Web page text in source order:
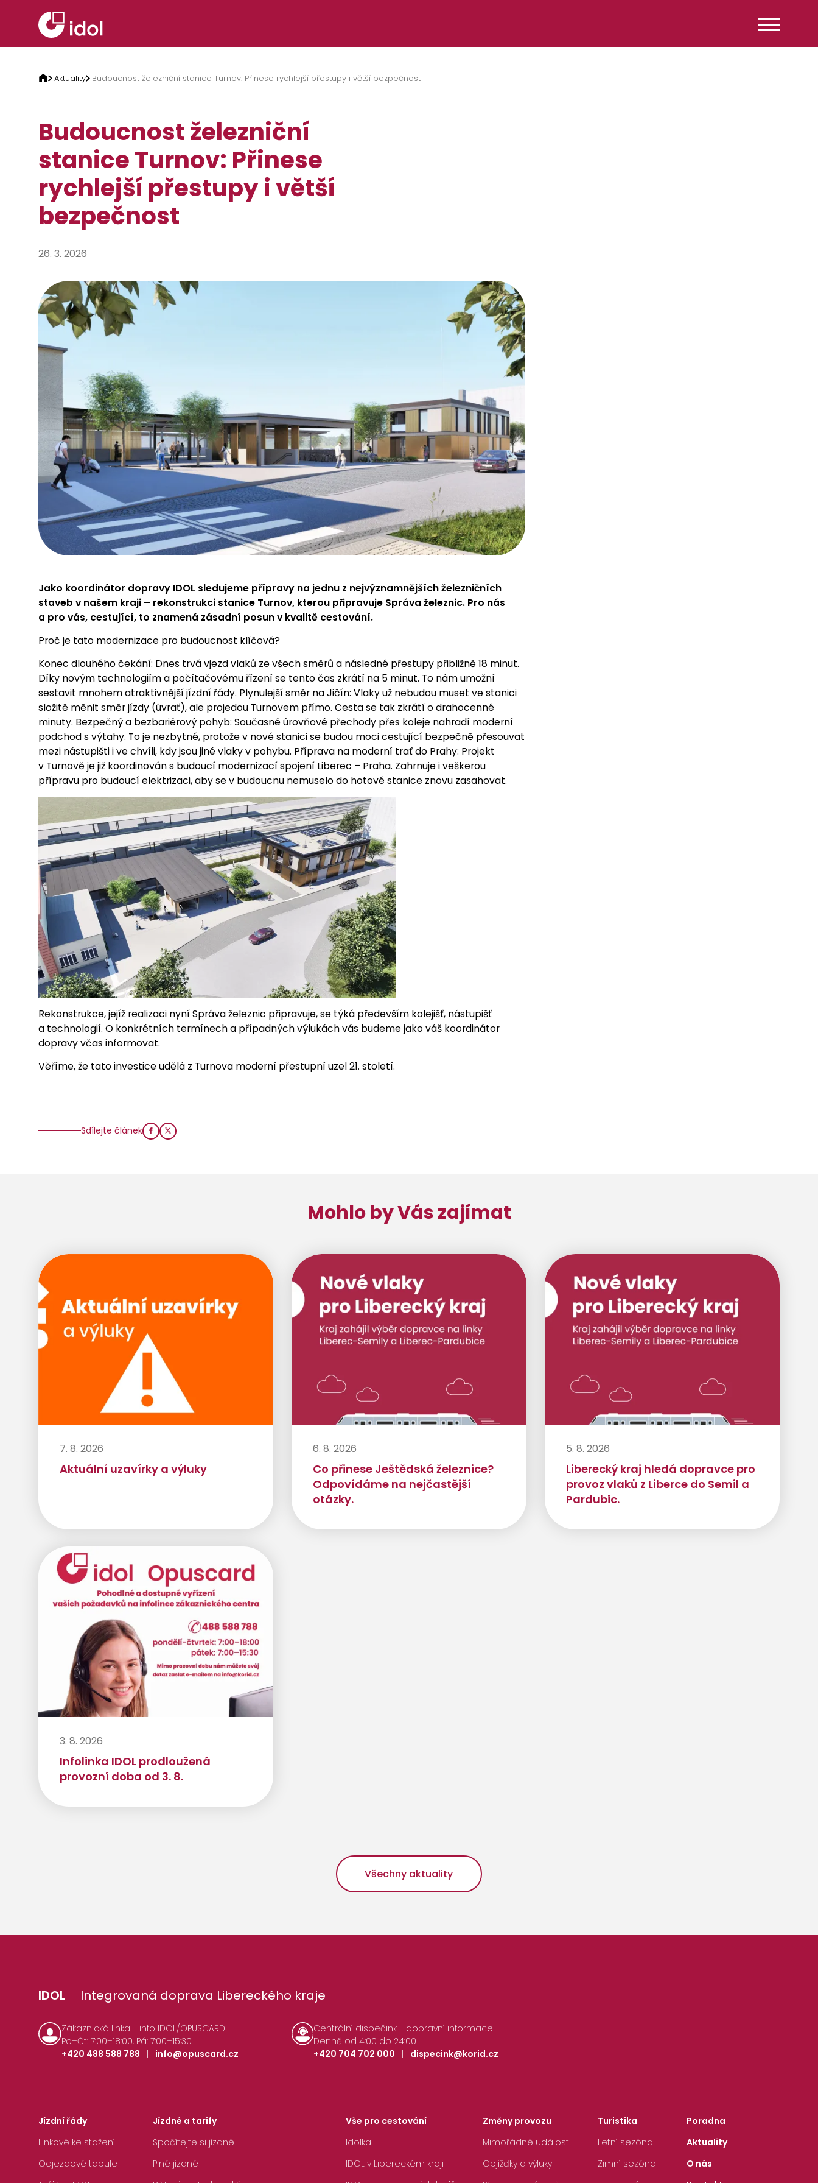
Aktuality Budoucnost železniční stanice Turnov: Přinese rychlejší přestupy i větší bezpečnost
Budoucnost železniční
stanice Turnov: Přinese
rychlejší přestupy i větší
bezpečnost
26. 3. 2026
Jako koordinátor dopravy IDOL sledujeme přípravy na jednu z nejvýznamnějších železničních
staveb v našem kraji – rekonstrukci stanice Turnov, kterou připravuje Správa železnic. Pro nás
a pro vás, cestující, to znamená zásadní posun v kvalitě cestování.
Proč je tato modernizace pro budoucnost klíčová?
Konec dlouhého čekání: Dnes trvá vjezd vlaků ze všech směrů a následné přestupy přibližně 18 minut.
Díky novým technologiím a počítačovému řízení se tento čas zkrátí na 5 minut. To nám umožní
sestavit mnohem atraktivnější jízdní řády. Plynulejší směr na Jičín: Vlaky už nebudou muset ve stanici
složitě měnit směr jízdy (úvrať), ale projedou Turnovem přímo. Cesta se tak zkrátí o drahocenné
minuty. Bezpečný a bezbariérový pohyb: Současné úrovňové přechody přes koleje nahradí moderní
podchod s výtahy. To je nezbytné, protože v nové stanici se budou moci cestující bezpečně přesouvat
mezi nástupišti i ve chvíli, kdy jsou jiné vlaky v pohybu. Příprava na moderní trať do Prahy: Projekt
v Turnově je již koordinován s budoucí modernizací spojení Liberec – Praha. Zahrnuje i veškerou
přípravu pro budoucí elektrizaci, aby se v budoucnu nemuselo do hotové stanice znovu zasahovat.
Rekonstrukce, jejíž realizaci nyní Správa železnic připravuje, se týká především kolejišť, nástupišť
a technologií. O konkrétních termínech a případných výlukách vás budeme jako váš koordinátor
dopravy včas informovat.
Věříme, že tato investice udělá z Turnova moderní přestupní uzel 21. století.
Sdílejte článek
Mohlo by Vás zajímat
7. 8. 2026
Aktuální uzavírky a výluky
6. 8. 2026
Co přinese Ještědská železnice?
Odpovídáme na nejčastější
otázky.
5. 8. 2026
Liberecký kraj hledá dopravce pro
provoz vlaků z Liberce do Semil a
Pardubic.
3. 8. 2026
Infolinka IDOL prodloužená
provozní doba od 3. 8.
Všechny aktuality
IDOL Integrovaná doprava Libereckého kraje
Zákaznická linka - info IDOL/OPUSCARD
Po–Čt: 7:00–18:00, Pá: 7:00–15:30
+420 488 588 788
info@opuscard.cz
Centrální dispečink - dopravní informace
Denně od 4:00 do 24:00
+420 704 702 000
dispecink@korid.cz
Jízdní řády
Linkové ke stažení
Odjezdové tabule
Jízdné a tarify
Spočítejte si jízdné
Plné jízdné
Vše pro cestování
Idolka
IDOL v Libereckém kraji
Změny provozu
Mimořádné události
Objížďky a výluky
Turistika
Letní sezóna
Zimní sezóna
Poradna
Aktuality
O nás